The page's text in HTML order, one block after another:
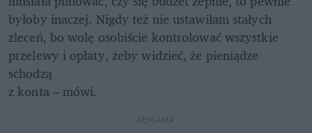
byłoby inaczej. Nigdy też nie ustawiłam stałych
zleceń, bo wolę osobiście kontrolować wszystkie
przelewy i opłaty, żeby widzieć, że pieniądze
schodzą
z konta – mówi.
REKLAMA